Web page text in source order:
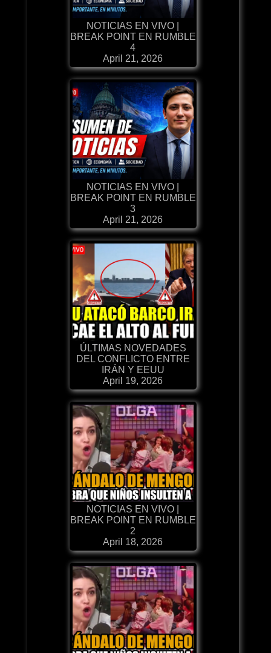
NOTICIAS EN VIVO |
BREAK POINT EN RUMBLE
4
April 21, 2026
NOTICIAS EN VIVO |
BREAK POINT EN RUMBLE
3
April 21, 2026
ÚLTIMAS NOVEDADES
DEL CONFLICTO ENTRE
IRÁN Y EEUU
April 19, 2026
NOTICIAS EN VIVO |
BREAK POINT EN RUMBLE
2
April 18, 2026